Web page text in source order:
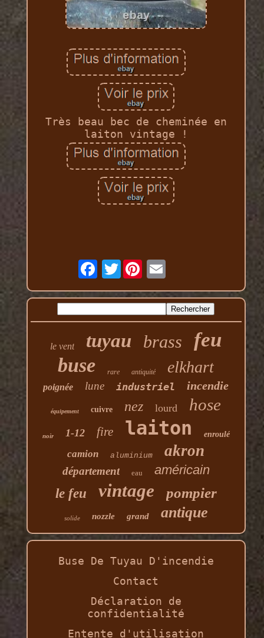
Très beau bec de cheminée en
laiton vintage !
Twitter
le vent tuyau brass feu
buse rare antiquité elkhart
poignée lune industriel incendie
équipement cuivre nez lourd hose
noir 1-12 fire laiton enroulé
camion aluminium akron
département eau
américain
le feu
vintage pompier
solide nozzle grand antique
Buse De Tuyau D'incendie
Contact
Déclaration de
confidentialité
Entente d'utilisation